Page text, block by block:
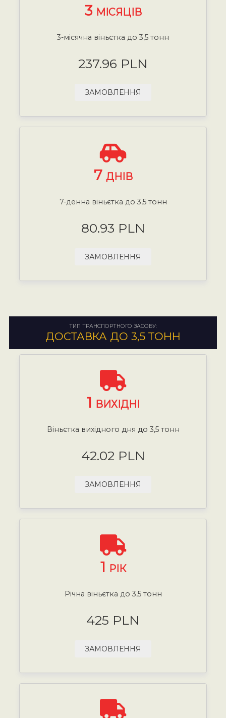
3 МІСЯЦІВ
3-місячна віньєтка до 3,5 тонн
237.96 PLN
ЗАМОВЛЕННЯ
7 ДНІВ
7-денна віньєтка до 3,5 тонн
80.93 PLN
ЗАМОВЛЕННЯ
ТИП ТРАНСПОРТНОГО ЗАСОБУ:
ДОСТАВКА ДО 3,5 ТОНН
1 ВИХІДНІ
Віньєтка вихідного дня до 3,5 тонн
42.02 PLN
ЗАМОВЛЕННЯ
1 РІК
Річна віньєтка до 3,5 тонн
425 PLN
ЗАМОВЛЕННЯ